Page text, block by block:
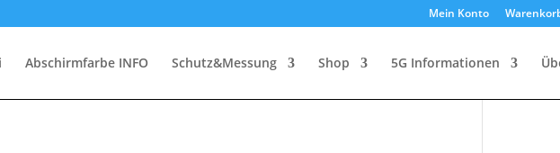
Mein Konto
Abschirmfarbe INFO Schutz&Messung Shop 5G Informationen